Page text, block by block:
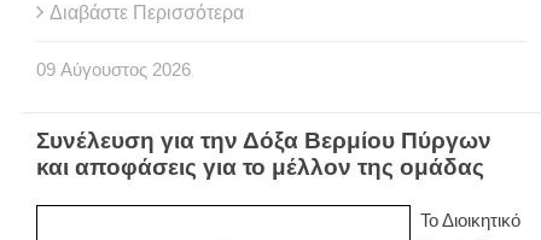
Διαβάστε Περισσότερα
09 Αύγουστος 2026
Συνέλευση για την Δόξα Βερμίου Πύργων
και αποφάσεις για το μέλλον της ομάδας
Το Διοικητικό